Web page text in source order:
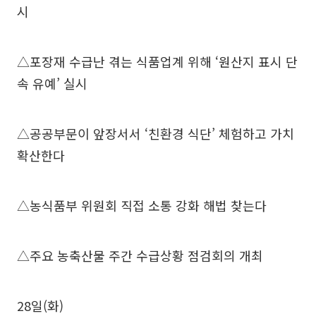
시
△포장재 수급난 겪는 식품업계 위해 ‘원산지 표시 단
속 유예’ 실시
△공공부문이 앞장서서 ‘친환경 식단’ 체험하고 가치
확산한다
△농식품부 위원회 직접 소통 강화 해법 찾는다
△주요 농축산물 주간 수급상황 점검회의 개최
28일(화)